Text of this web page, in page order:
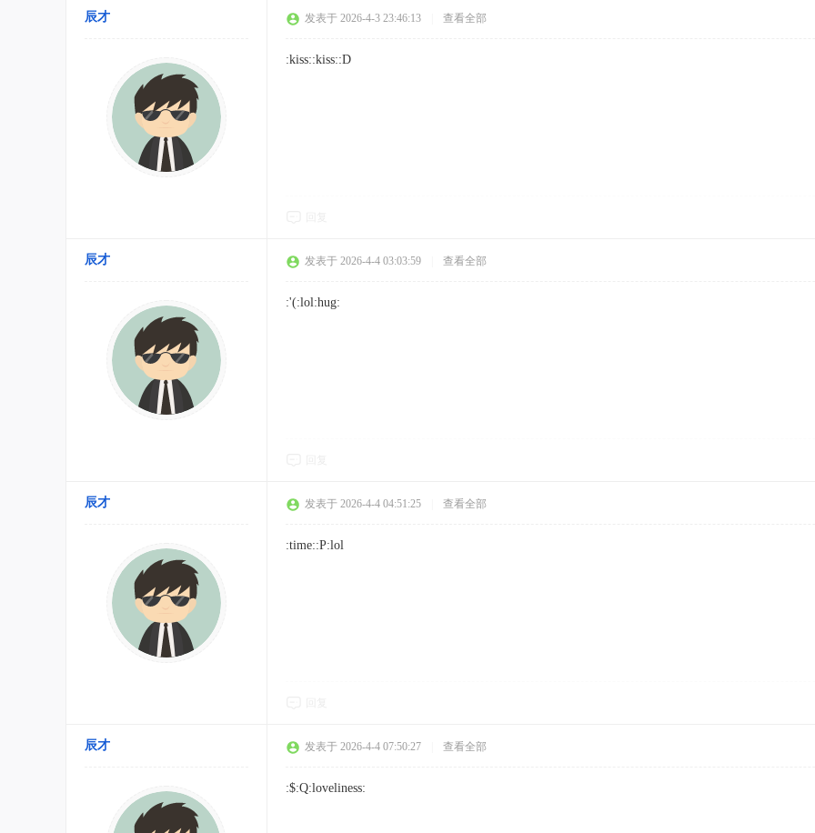
辰才 发表于 2026-4-3 23:46:13 查看全部
:kiss::kiss::D
辰才 发表于 2026-4-4 03:03:59 查看全部
:'(:lol:hug:
辰才 发表于 2026-4-4 04:51:25 查看全部
:time::P:lol
辰才 发表于 2026-4-4 07:50:27 查看全部
:$:Q:loveliness: